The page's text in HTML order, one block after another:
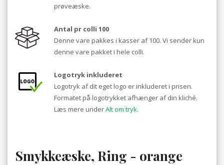
prøveæske.
Antal pr colli 100
Denne vare pakkes i kasser af 100. Vi sender kun
denne vare pakket i hele colli.
Logotryk inkluderet
Logotryk af dit eget logo er inkluderet i prisen.
Formatet på logotrykket afhænger af din kliché.
Læs mere underAlt om tryk.
Smykkeæske, Ring - orange